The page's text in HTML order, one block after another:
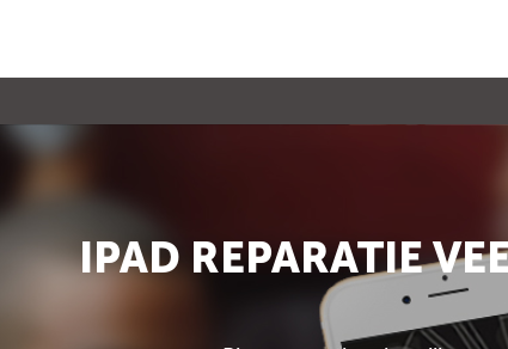
IPAD REPARATIE